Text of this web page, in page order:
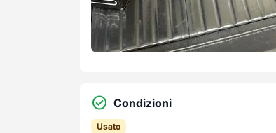
Condizioni
Usato